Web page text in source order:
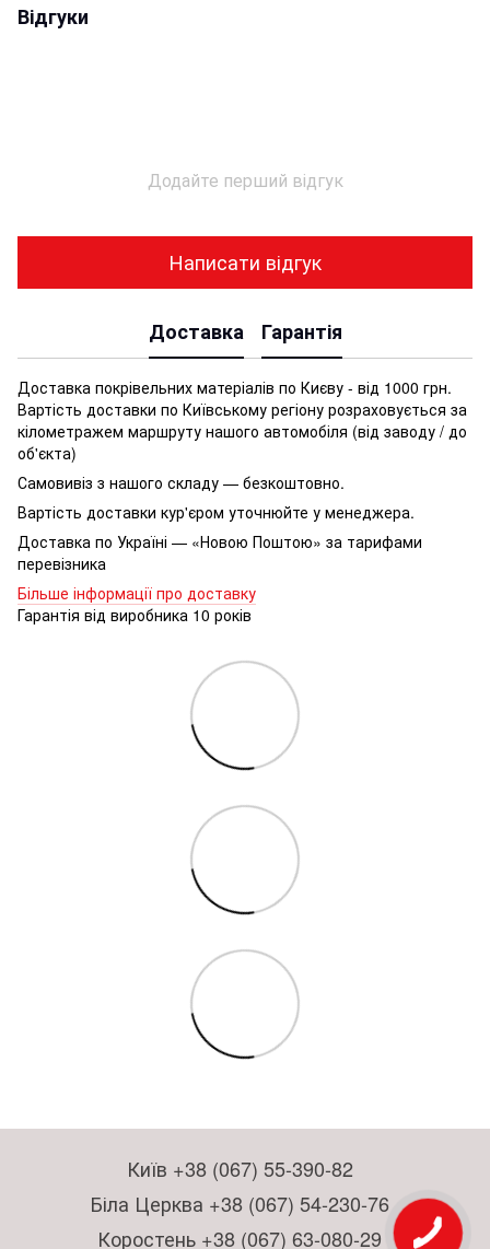
Відгуки
Додайте перший відгук
Написати відгук
Доставка Гарантія
Доставка покрівельних матеріалів по Києву - від 1000 грн.
Вартість доставки по Київському регіону розраховується за
кілометражем маршруту нашого автомобіля (від заводу / до
об'єкта)
Самовивіз з нашого складу — безкоштовно.
Вартість доставки кур'єром уточнюйте у менеджера.
Доставка по Україні — «Новою Поштою» за тарифами
перевізника
Більше інформації про доставку
Гарантія від виробника 10 років
Київ +38 (067) 55-390-82
Біла Церква +38 (067) 54-230-76
Коростень +38 (067) 63-080-29